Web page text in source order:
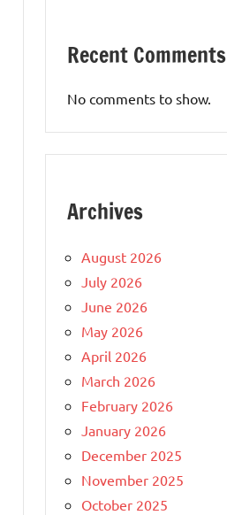
Recent Comments
No comments to show.
Archives
August 2026
July 2026
June 2026
May 2026
April 2026
March 2026
February 2026
January 2026
December 2025
November 2025
October 2025